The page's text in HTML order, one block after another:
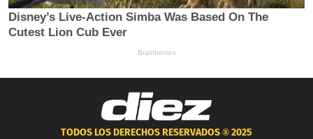
TODOS LOS DERECHOS RESERVADOS ®2025